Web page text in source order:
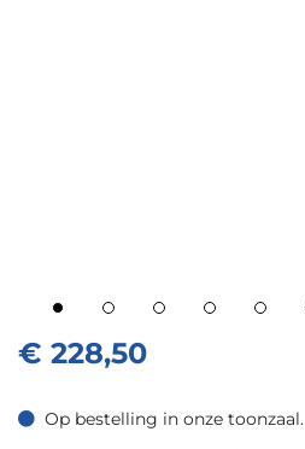
€ 228,50
Op bestelling in onze toonzaal.
Op bestelling in onze toonzaal.